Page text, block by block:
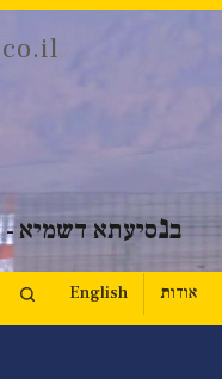
בנסיעתא דשמיא-
אודות English